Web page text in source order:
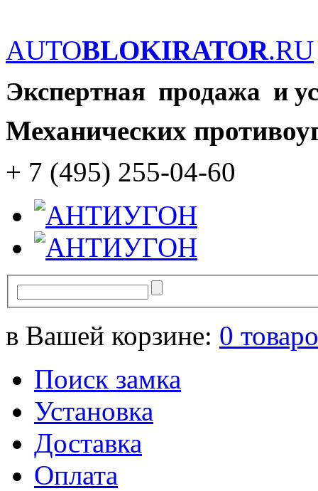
AUTOBLOKIRATOR.RU
Экспертная продажа и
Механических
+ 7 (495) 255-04-60
в Вашей корзине: 0
Поиск замка
Установка
Доставка
Оплата